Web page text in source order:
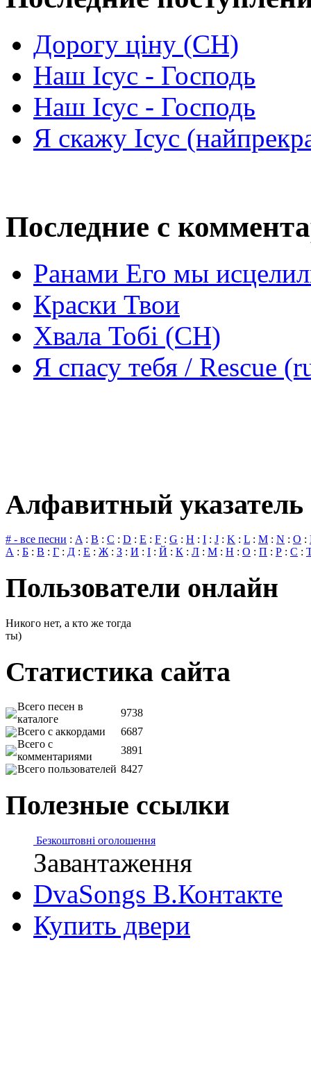
Дорогу ціну (СН)
Наш Ісус - Господь
Наш Ісус - Господь
Я скажу Ісус
Последние с
Ранами Его мы
Краски Твои
Хвала Тобі (СН)
Я спасу тебя / Rescue
Алфавитный указатель
# - все песни : A: B : C : D : E : F : G : H : I : J : K : L : M : N : O :
А : Б : В : Г : Д : Е : Ж: З : И : І : Й : К : Л : М : Н : О : П : Р : С :
Пользователи онлайн
Никого нет, а кто же тогда
ты)
Статистика сайта
Всего песен в
каталоге
9738
Всего с аккордами
6687
Всего с
комментариями
3891
Всего пользователей 8427
Полезные ссылки
Безкоштовні оголошення
Завантаження
DvaSongs В.Контакте
Купить двери